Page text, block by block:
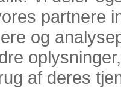
partnere
og
af deres